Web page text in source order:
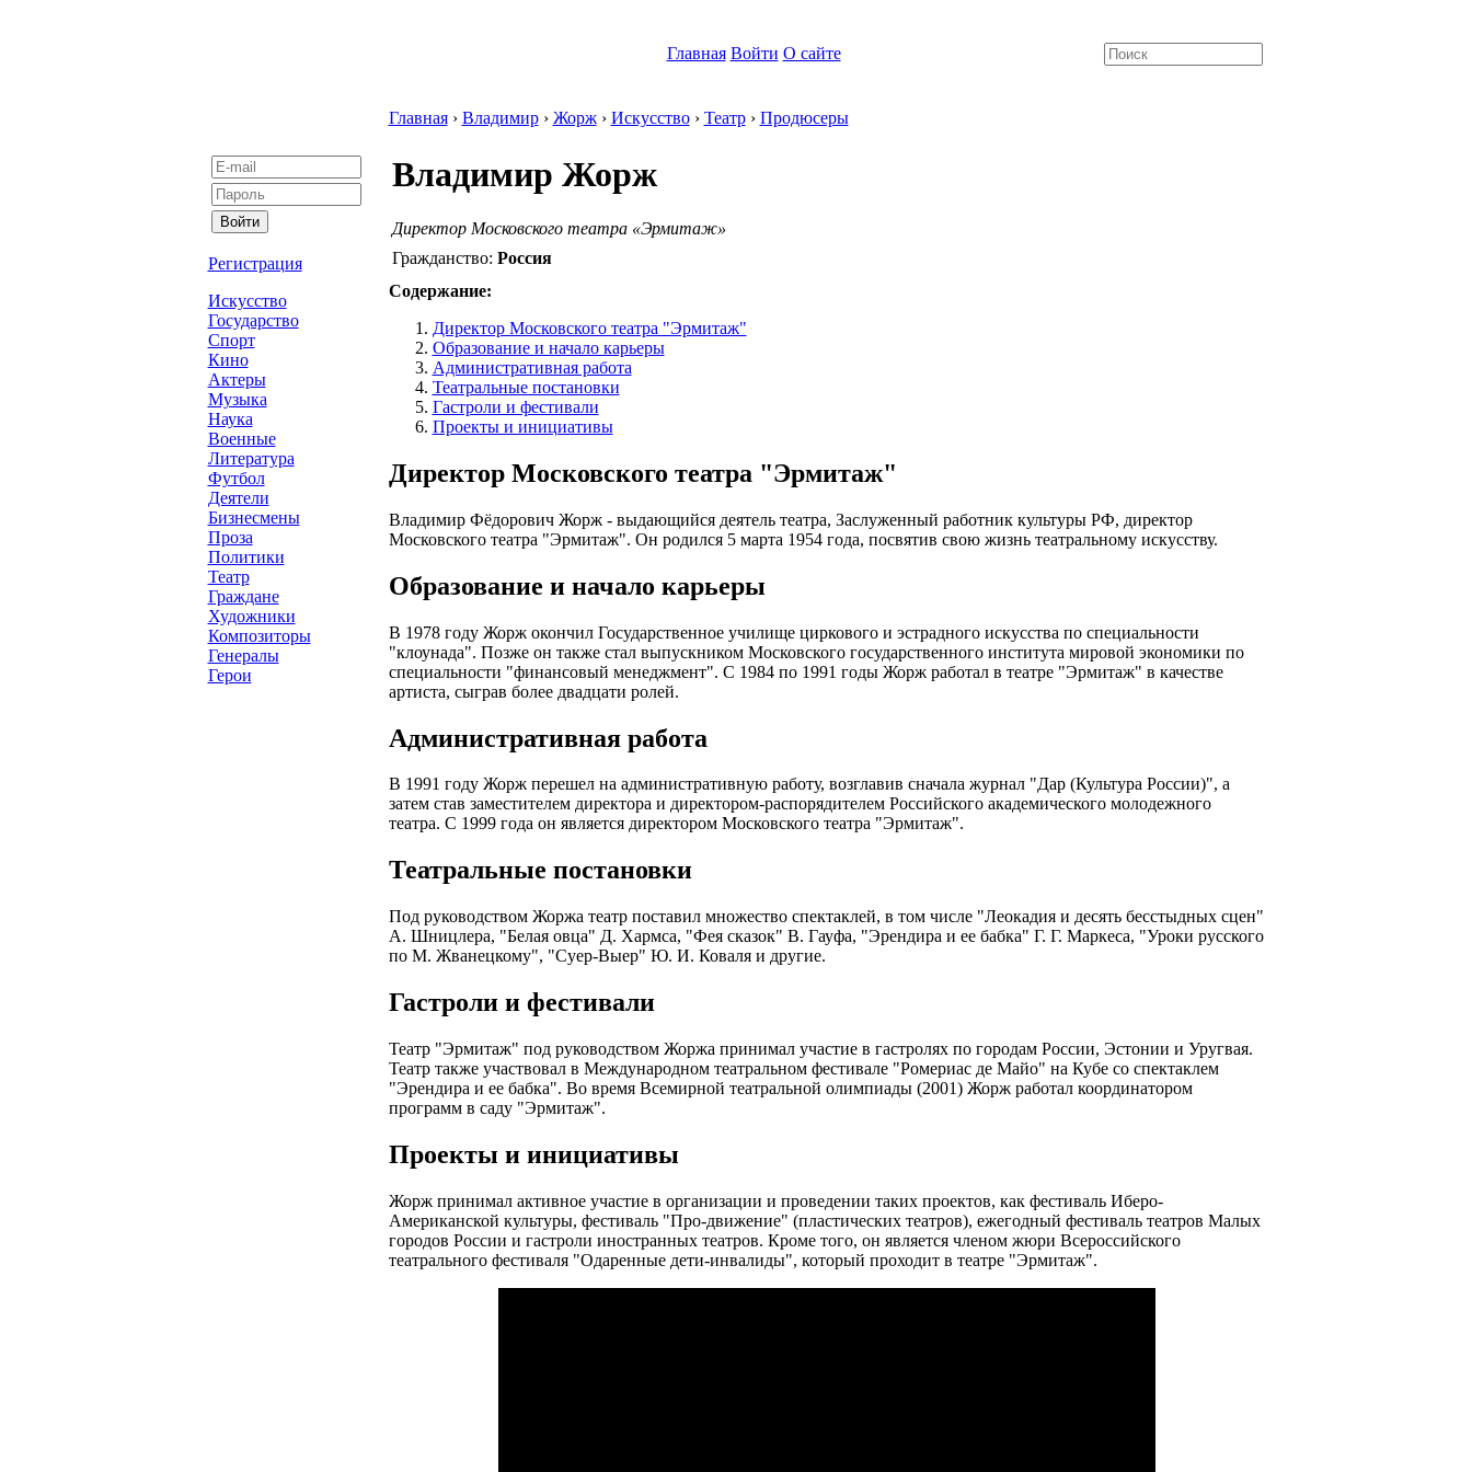
Главная Войти О сайте
Регистрация
Искусство
Государство
Спорт
Кино
Актеры
Музыка
Наука
Военные
Литература
Футбол
Деятели
Бизнесмены
Проза
Политики
Театр
Граждане
Художники
Композиторы
Генералы
Герои
Главная› Владимир› Жорж› Искусство› Театр› Продюсеры
Владимир Жорж
Директор Московского театра «Эрмитаж»
Гражданство: Россия
Содержание:
Директор Московского театра "Эрмитаж"
Образование и начало карьеры
Административная работа
Театральные постановки
Гастроли и фестивали
Проекты и инициативы
Директор Московского театра "Эрмитаж"
Владимир Фёдорович Жорж - выдающийся деятель театра, Заслуженный работник культуры РФ, директор
Московского театра "Эрмитаж". Он родился 5 марта 1954 года, посвятив свою жизнь театральному искусству.
Образование и начало карьеры
В 1978 году Жорж окончил Государственное училище циркового и эстрадного искусства по специальности
"клоунада". Позже он также стал выпускником Московского государственного института мировой экономики по
специальности "финансовый менеджмент". С 1984 по 1991 годы Жорж работал в театре "Эрмитаж" в качестве
артиста, сыграв более двадцати ролей.
Административная работа
В 1991 году Жорж перешел на административную работу, возглавив сначала журнал "Дар (Культура России)", а
затем став заместителем директора и директором-распорядителем Российского академического молодежного
театра. С 1999 года он является директором Московского театра "Эрмитаж".
Театральные постановки
Под руководством Жоржа театр поставил множество спектаклей, в том числе "Леокадия и десять бесстыдных сцен"
А. Шницлера, "Белая овца" Д. Хармса, "Фея сказок" В. Гауфа, "Эрендира и ее бабка" Г. Г. Маркеса, "Уроки русского
по М. Жванецкому", "Суер-Выер" Ю. И. Коваля и другие.
Гастроли и фестивали
Театр "Эрмитаж" под руководством Жоржа принимал участие в гастролях по городам России, Эстонии и Уругвая.
Театр также участвовал в Международном театральном фестивале "Ромериас де Майо" на Кубе со спектаклем
"Эрендира и ее бабка". Во время Всемирной театральной олимпиады (2001) Жорж работал координатором
программ в саду "Эрмитаж".
Проекты и инициативы
Жорж принимал активное участие в организации и проведении таких проектов, как фестиваль Иберо-
Американской культуры, фестиваль "Про-движение" (пластических театров), ежегодный фестиваль театров Малых
городов России и гастроли иностранных театров. Кроме того, он является членом жюри Всероссийского
театрального фестиваля "Одаренные дети-инвалиды", который проходит в театре "Эрмитаж".